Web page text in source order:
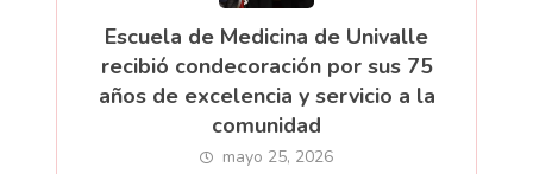
Escuela de Medicina de Univalle
recibió condecoración por sus 75
años de excelencia y servicio a la
comunidad
mayo 25, 2026